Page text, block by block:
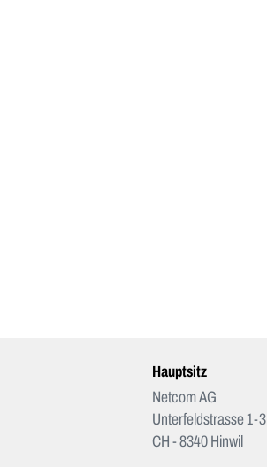
Hauptsitz
Netcom AG
Unterfeldstrasse 1-3
CH - 8340 Hinwil